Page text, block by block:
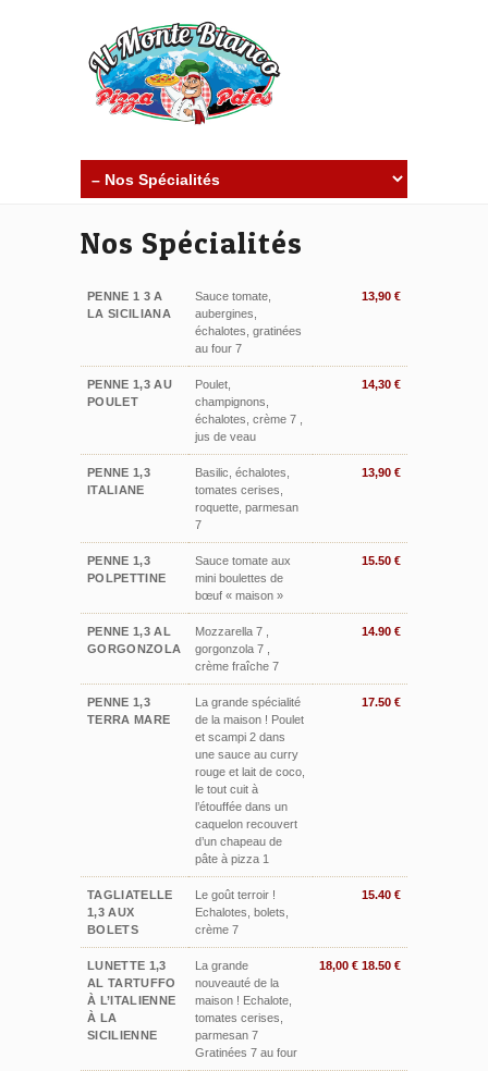
Nos Spécialités
PENNE 1 3 A
LA SICILIANA
Sauce tomate,
aubergines,
échalotes, gratinées
au four 7
13,90 €
PENNE 1,3 AU
POULET
Poulet,
champignons,
échalotes, crème 7 ,
jus de veau
14,30 €
PENNE 1,3
ITALIANE
Basilic, échalotes,
tomates cerises,
roquette, parmesan
7
13,90 €
PENNE 1,3
POLPETTINE
Sauce tomate aux
mini boulettes de
bœuf « maison »
15.50 €
PENNE 1,3 AL
GORGONZOLA
Mozzarella 7 ,
gorgonzola 7 ,
crème fraîche 7
14.90 €
PENNE 1,3
TERRA MARE
La grande spécialité
de la maison ! Poulet
et scampi 2 dans
une sauce au curry
rouge et lait de coco,
le tout cuit à
l’étouffée dans un
caquelon recouvert
d’un chapeau de
pâte à pizza 1
17.50 €
TAGLIATELLE
1,3 AUX
BOLETS
Le goût terroir !
Echalotes, bolets,
crème 7
15.40 €
LUNETTE 1,3
AL TARTUFFO
À L’ITALIENNE
À LA
SICILIENNE
La grande
nouveauté de la
maison ! Echalote,
tomates cerises,
parmesan 7
Gratinées 7 au four
18,00 € 18.50 €